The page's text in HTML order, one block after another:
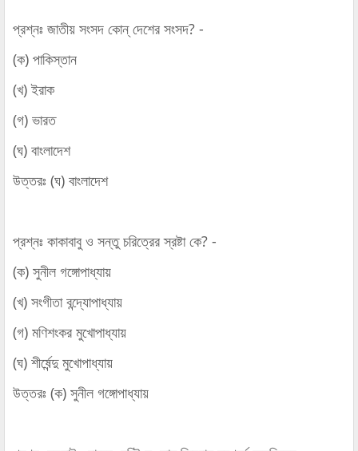
প্রশ্নঃ জাতীয় সংসদ কোন্‌ দেশের সংসদ? -
(ক) পাকিস্তান
(খ) ইরাক
(গ) ভারত
(ঘ) বাংলাদেশ
উত্তরঃ (ঘ) বাংলাদেশ
প্রশ্নঃ কাকাবাবু ও সন্তু চরিত্রের স্রষ্টা কে? -
(ক) সুনীল গঙ্গোপাধ্যায়
(খ) সংগীতা বন্দ্যোপাধ্যায়
(গ) মণিশংকর মুখোপাধ্যায়
(ঘ) শীর্ষেন্দু মুখোপাধ্যায়
উত্তরঃ (ক) সুনীল গঙ্গোপাধ্যায়